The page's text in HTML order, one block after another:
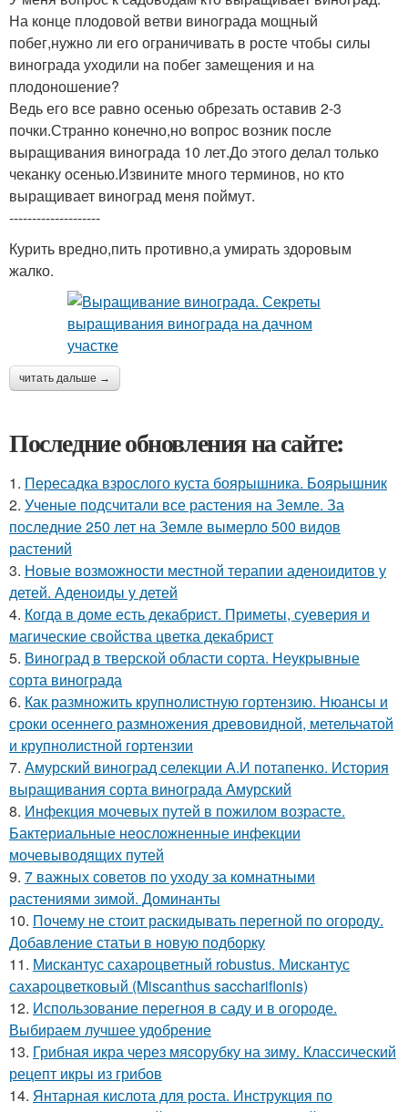
На конце плодовой ветви винограда мощный
побег,нужно ли его ограничивать в росте чтобы силы
винограда уходили на побег замещения и на
плодоношение?
Ведь его все равно осенью обрезать оставив 2-3
почки.Странно конечно,но вопрос возник после
выращивания винограда 10 лет.До этого делал только
чеканку осенью.Извините много терминов, но кто
выращивает виноград меня поймут.
--------------------
Курить вредно,пить противно,а умирать здоровым
жалко.
читать дальше →
Последние обновления на сайте:
1. Пересадка взрослого куста боярышника. Боярышник
2. Ученые подсчитали все растения на Земле. За
последние 250 лет на Земле вымерло 500 видов
растений
3. Новые возможности местной терапии аденоидитов у
детей. Аденоиды у детей
4. Когда в доме есть декабрист. Приметы, суеверия и
магические свойства цветка декабрист
5. Виноград в тверской области сорта. Неукрывные
сорта винограда
6. Как размножить крупнолистную гортензию. Нюансы и
сроки осеннего размножения древовидной, метельчатой
и крупнолистной гортензии
7. Амурский виноград селекции А.И потапенко. История
выращивания сорта винограда Амурский
8. Инфекция мочевых путей в пожилом возрасте.
Бактериальные неосложненные инфекции
мочевыводящих путей
9. 7 важных советов по уходу за комнатными
растениями зимой. Доминанты
10. Почему не стоит раскидывать перегной по огороду.
Добавление статьи в новую подборку
11. Мискантус сахароцветный robustus. Мискантус
сахароцветковый (Miscanthus sacchariflonis)
12. Использование перегноя в саду и в огороде.
Выбираем лучшее удобрение
13. Грибная икра через мясорубку на зиму. Классический
рецепт икры из грибов
14. Янтарная кислота для роста. Инструкция по